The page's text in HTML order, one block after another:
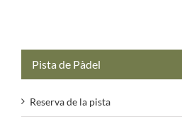
Pista de Pàdel
Reserva de la pista